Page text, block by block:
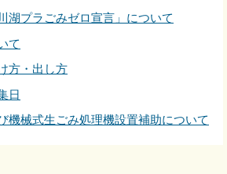
湖プラごみゼロ宣言」について
て
方・出し方
日
機械式生ごみ処理機設置補助について